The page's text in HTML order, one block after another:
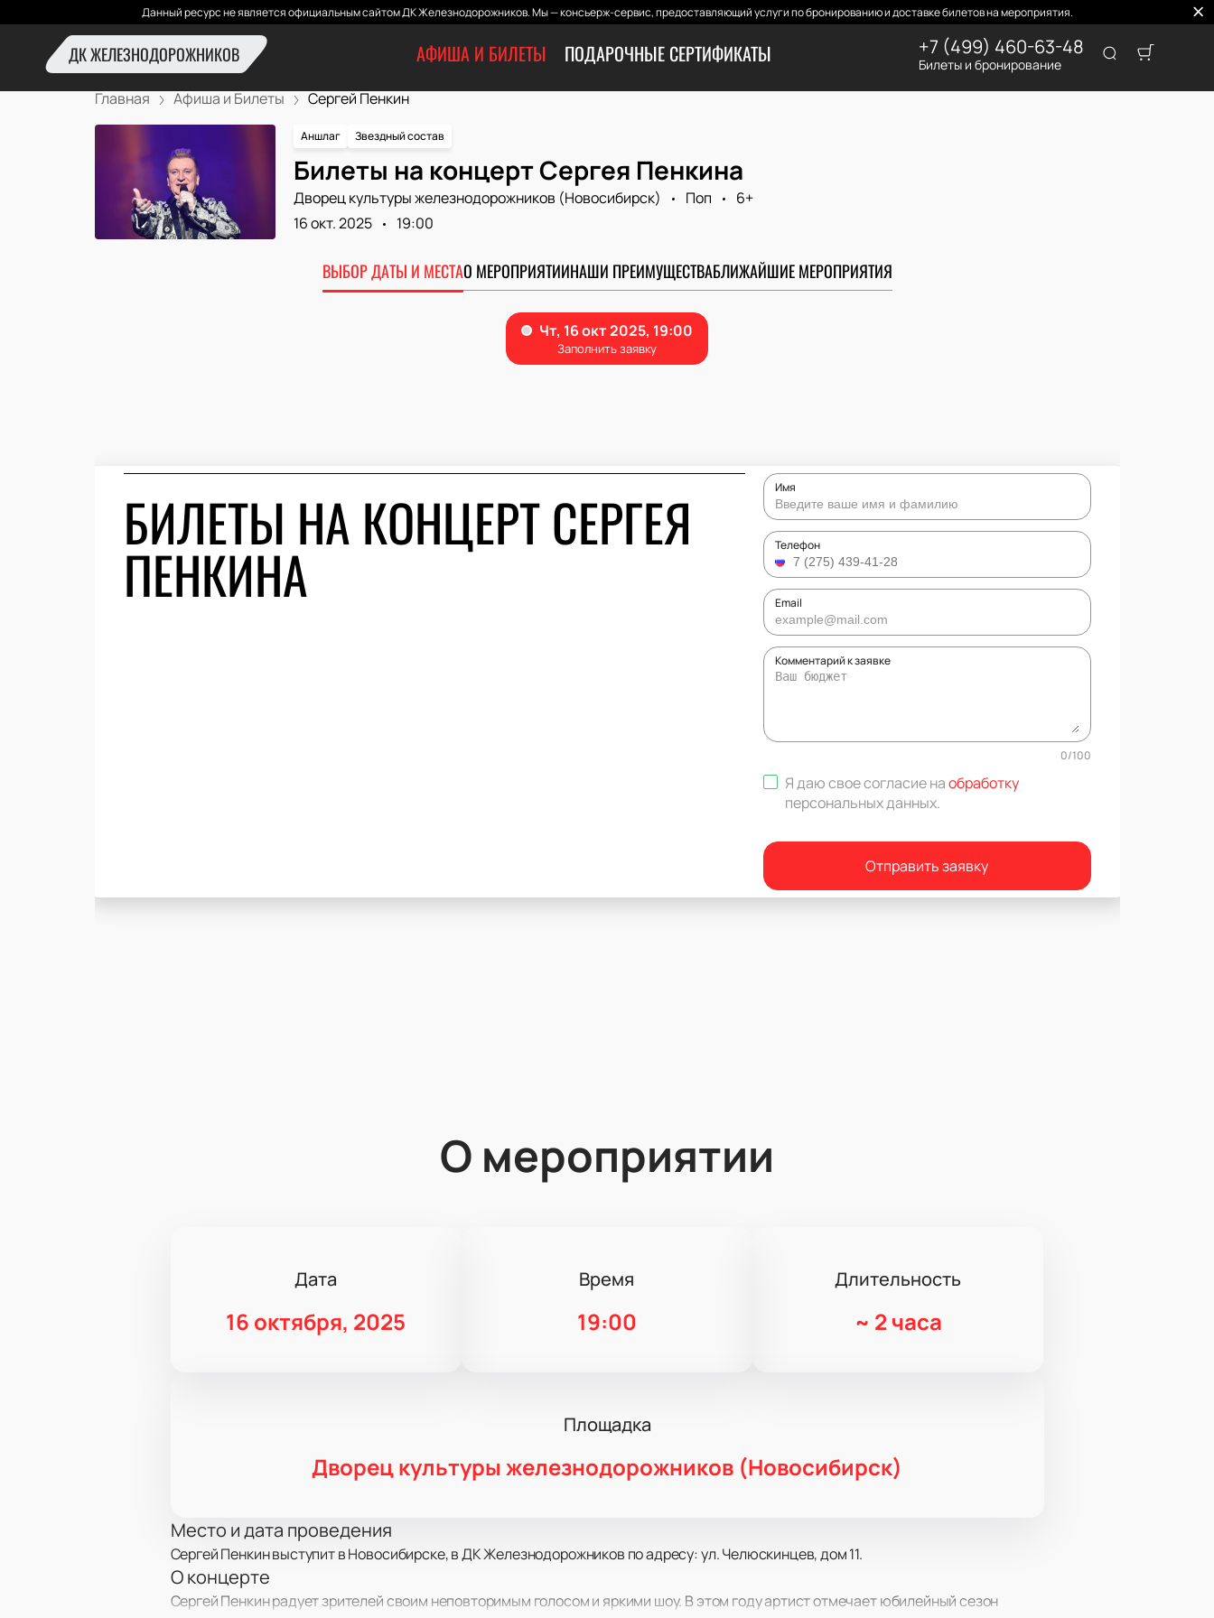
Данный ресурс не является официальным сайтом ДК Железнодорожников. Мы — консьерж-сервис, предоставляющий услуги по бронированию и доставке билетов на мероприятия.
ДК ЖЕЛЕЗНОДОРОЖНИКОВ АФИША И БИЛЕТЫ ПОДАРОЧНЫЕ СЕРТИФИКАТЫ +7 (499) 460-63-48
Билеты и бронирование
Главная Афиша и Билеты Сергей Пенкин
Аншлаг Звездный состав
Билеты на концерт Сергея Пенкина
Дворец культуры железнодорожников (Новосибирск) Поп
6+
16 окт. 2025
19:00
ВЫБОР ДАТЫ И МЕСТАО МЕРОПРИЯТИИНАШИ ПРЕИМУЩЕСТВАБЛИЖАЙШИЕ МЕРОПРИЯТИЯ
БИЛЕТЫ НА КОНЦЕРТ СЕРГЕЯ
ПЕНКИНА
Имя
Телефон
Email
Комментарий к заявке
0/100
Я даю свое согласие наобработку
персональных данных.
Отправить заявку
О мероприятии
Дата
16 октября, 2025
Время
19:00
Длительность
~ 2 часа
Площадка
Дворец культуры железнодорожников (Новосибирск)
Место и дата проведения
Сергей Пенкин выступит в Новосибирске, в ДК Железнодорожников по адресу: ул. Челюскинцев, дом 11.
О концерте
Сергей Пенкин радует зрителей своим неповторимым голосом и яркими шоу. В этом году артист отмечает юбилейный сезон